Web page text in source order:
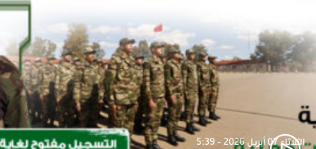
الثلاثاء 07 أبريل 2026 - 5:39